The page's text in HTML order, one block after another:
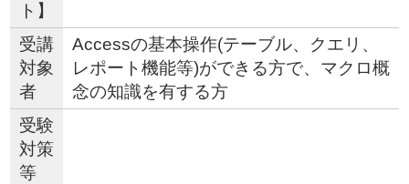
ト】
受講
対象
者
Accessの基本操作(テーブル、クエリ、
レポート機能等)ができる方で、マクロ概
念の知識を有する方
受験
対策
等